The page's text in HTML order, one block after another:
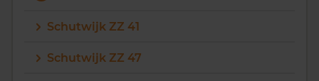
Maandag t/m vrijdag - 08:00 -18:00
Schutwijk ZZ 41
Schutwijk ZZ 47